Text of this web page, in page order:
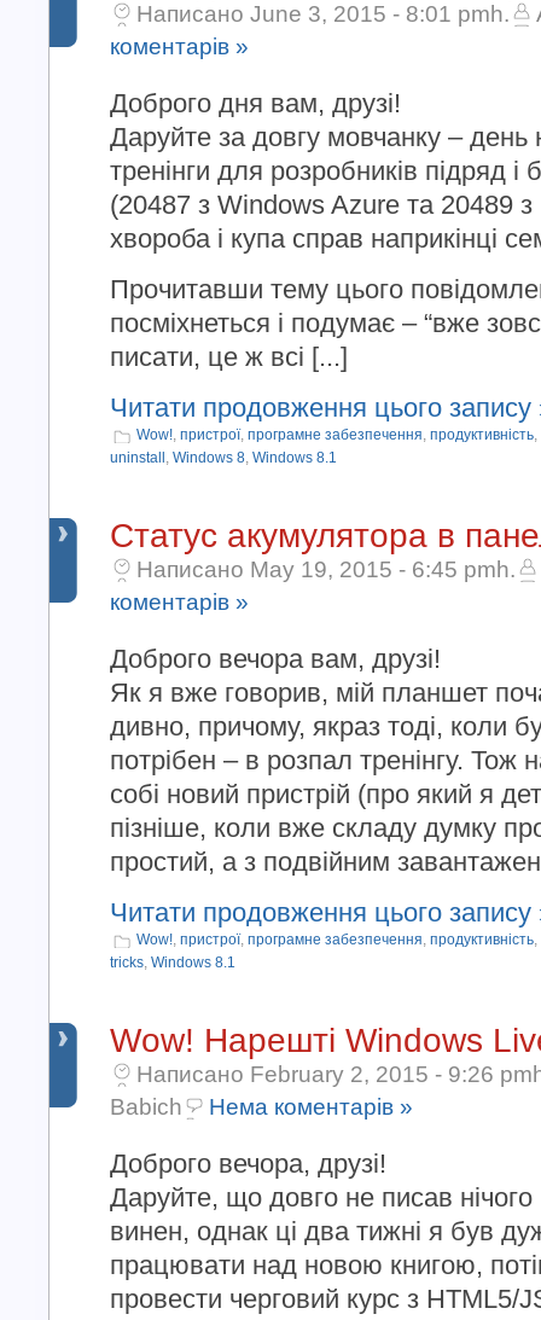
Написано June 3, 2015 - 8:01 pmh.
коментарів »
Доброго дня вам, друзі!
Даруйте за довгу мовчанку –
тренінги для розробників підряд
(20487 з Windows Azure та 20489
хвороба і купа справ наприкінці
Прочитавши тему цього
посміхнеться і подумає – “вже
писати, це ж всі [...]
Читати продовження цього запису
Wow!, пристрої, програмне забезпечення, продуктивність,
uninstall , Windows 8, Windows 8.1
Статус акумулятора в
Написано May 19, 2015 - 6:45 pmh.
коментарів »
Доброго вечора вам, друзі!
Як я вже говорив, мій планшет
дивно, причому, якраз тоді, коли
потрібен – в розпал тренінгу. Тож
собі новий пристрій (про який я
пізніше, коли вже складу думку
простий, а з подвійним
Читати продовження цього запису
Wow!, пристрої, програмне забезпечення, продуктивність,
tricks, Windows 8.1
Wow! Нарешті Windows
Написано February 2, 2015 - 9:26
Babich
Нема коментарів »
Доброго вечора, друзі!
Даруйте, що довго не писав
винен, однак ці два тижні я був
працювати над новою книгою,
провести черговий курс з HTML5/